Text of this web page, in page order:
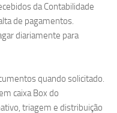
da Contabilidade
de pagamentos.
diariamente para
quando solicitado.
caixa Box do
triagem e distribuição